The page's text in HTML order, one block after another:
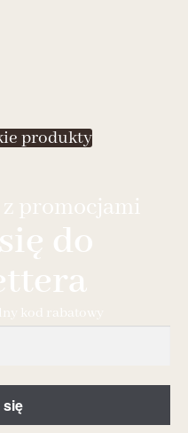
produkty
promocjami
do
kod rabatowy